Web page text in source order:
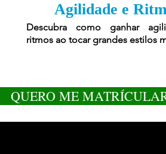
Agilidade e
Descubra como ganhar
ritmos ao tocar grandes estilos
QUERO ME